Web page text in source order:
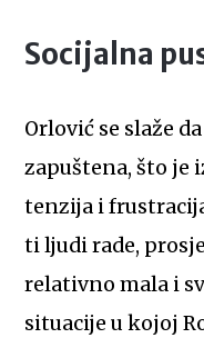
Socijalna
Orlović se slaže
zapuštena, što je
tenzija i
ti ljudi rade,
relativno mala i
situacije u kojoj